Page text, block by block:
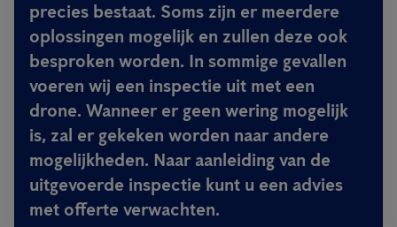
precies bestaat. Soms zijn er meerdere
oplossingen mogelijk en zullen deze ook
besproken worden. In sommige gevallen
voeren wij een inspectie uit met een
drone. Wanneer er geen wering mogelijk
is, zal er gekeken worden naar andere
mogelijkheden. Naar aanleiding van de
uitgevoerde inspectie kunt u een advies
met offerte verwachten.